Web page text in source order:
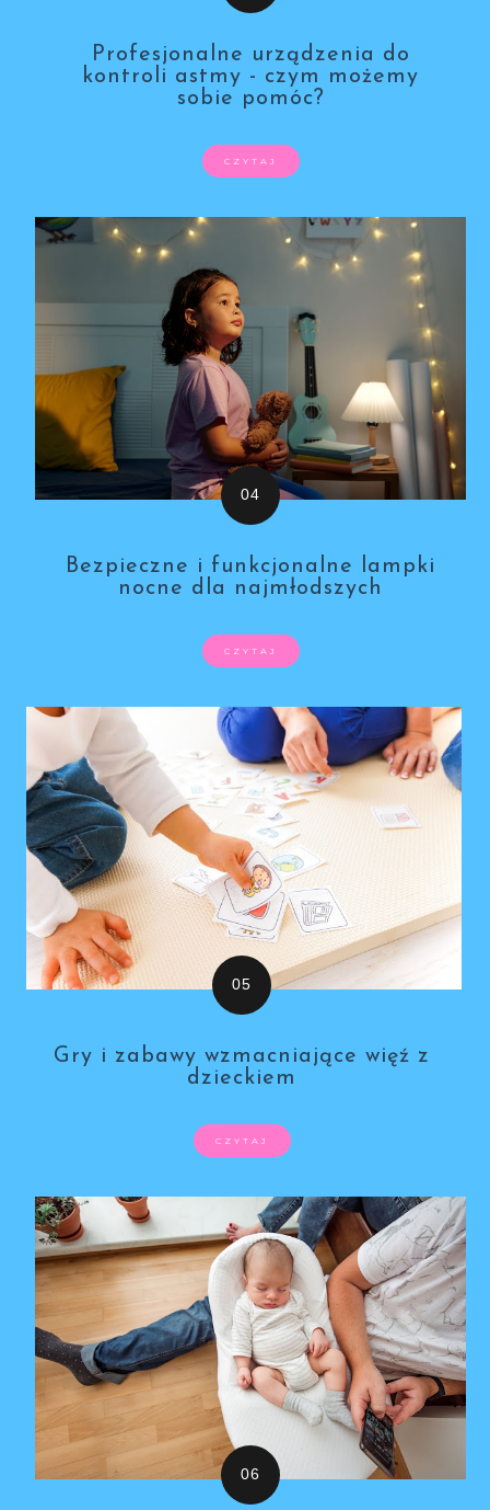
Profesjonalne urządzenia do
kontroli astmy - czym możemy
sobie pomóc?
CZYTAJ
Bezpieczne i funkcjonalne lampki
nocne dla najmłodszych
CZYTAJ
Gry i zabawy wzmacniające więź z
dzieckiem
CZYTAJ